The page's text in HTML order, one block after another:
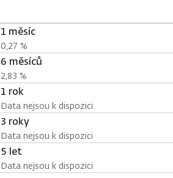
1 měsíc
0,27 %
6 měsíců
2,83 %
1 rok
Data nejsou k dispozici
3 roky
Data nejsou k dispozici
5 let
Data nejsou k dispozici